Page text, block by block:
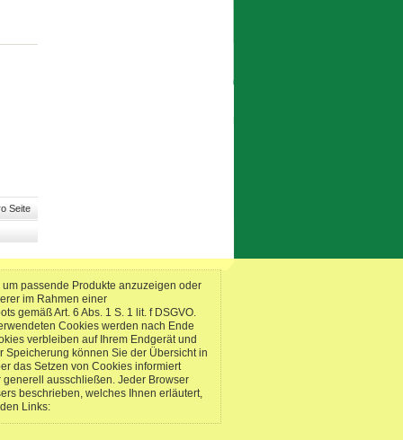
Seite
passende Produkte anzuzeigen oder
im Rahmen einer
gemäß Art. 6 Abs. 1 S. 1 lit. f DSGVO.
Cookies werden nach Ende
verbleiben auf Ihrem Endgerät und
können Sie der Übersicht in
das Setzen von Cookies informiert
ausschließen. Jeder Browser
beschrieben, welches Ihnen erläutert,
Links: